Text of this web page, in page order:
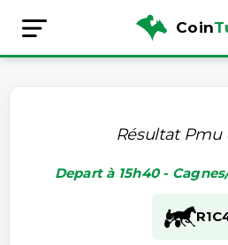
Coin
Résultat Pmu
Depart à 15h40 -
R1